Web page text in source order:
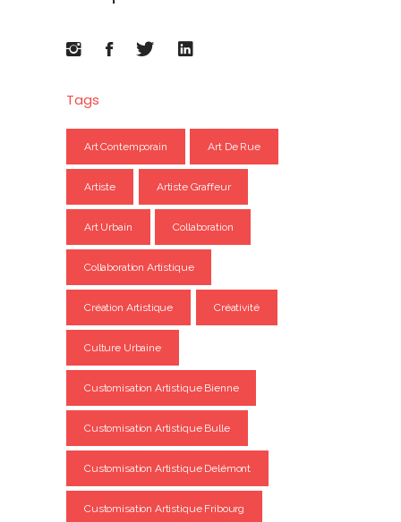
Tags
Art Contemporain Art De Rue
Artiste Artiste Graffeur
Art Urbain Collaboration
Collaboration Artistique
Création Artistique Créativité
Culture Urbaine
Customisation Artistique Bienne
Customisation Artistique Bulle
Customisation Artistique Delémont
Customisation Artistique Fribourg